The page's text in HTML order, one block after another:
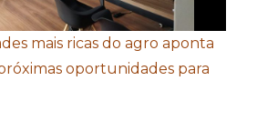
mais ricas do agro aponta
oportunidades para